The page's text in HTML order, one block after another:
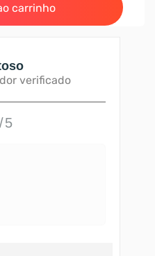
carrinho
verificado
5